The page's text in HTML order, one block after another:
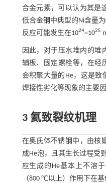
合金元素，可以认为其是
低合金钢中典型的Ni含量
反应可能发生在1024~1025
因此，对于压水堆内的堆
辅板、固定螺栓等，在经
会积聚大量的He，这是致
焊接性劣化等现象的主要因
3 氦致裂纹机理
在奥氏体不锈钢中，由核
成He泡，且其生长过程受
应生成的He基本上不溶
（800 ℃以上）作用下在